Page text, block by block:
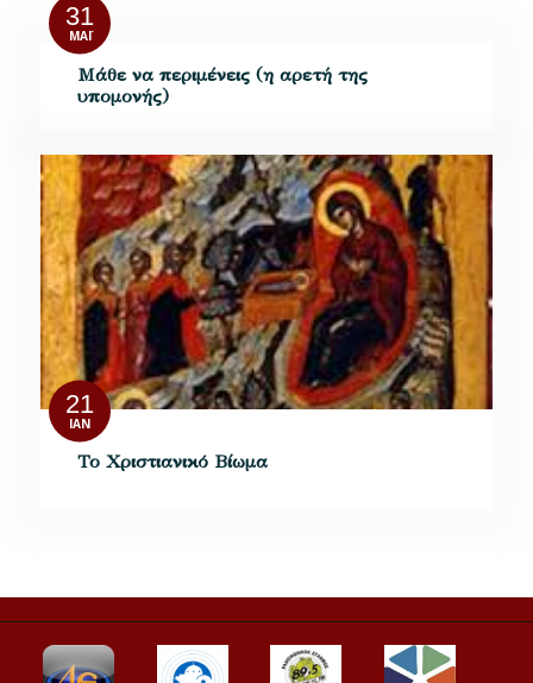
31
ΜΆΙ
Μάθε να περιμένεις (η αρετή της
υπομονής)
21
ΙΑΝ
Το Χριστιανικό Βίωμα